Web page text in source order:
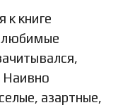
к книге
любимые
Наивно
азартные,